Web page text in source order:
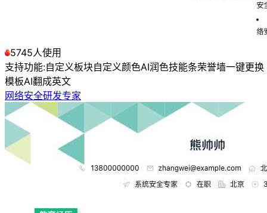
5745人使用
支持功能:自定义板块自定义颜色AI润色技能条荣誉墙一键更换
模板AI翻成英文
网络安全研发专家